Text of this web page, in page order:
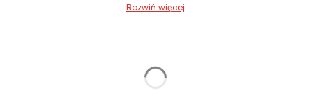
Rozwiń więcej